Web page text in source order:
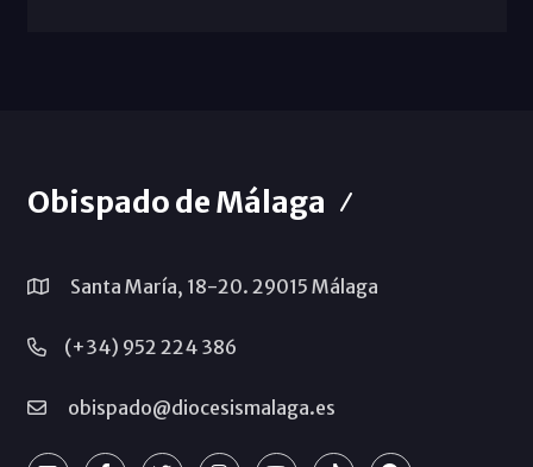
Obispado de Málaga
Santa María, 18-20. 29015 Málaga
(+34) 952 224 386
obispado@diocesismalaga.es